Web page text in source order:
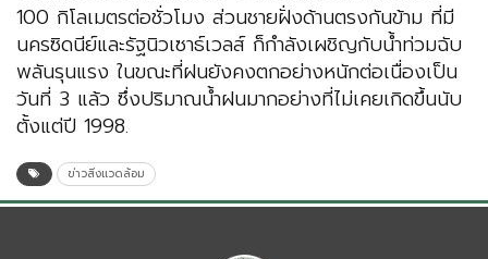
100 กิโลเมตรต่อชั่วโมง ส่วนชายฝั่งด้านตรงกันข้าม ที่มี
นครซิดนีย์และรัฐนิวเซาธ์เวลส์ ก็กำลังเผชิญกับน้ำท่วมฉับ
พลันรุนแรง ในขณะที่ฝนยังคงตกอย่างหนักต่อเนื่องเป็น
วันที่ 3 แล้ว ซึ่งปริมาณน้ำฝนมากอย่างที่ไม่เคยเกิดขึ้นนับ
ตั้งแต่ปี 1998.
ข่าวสิ่งแวดล้อม